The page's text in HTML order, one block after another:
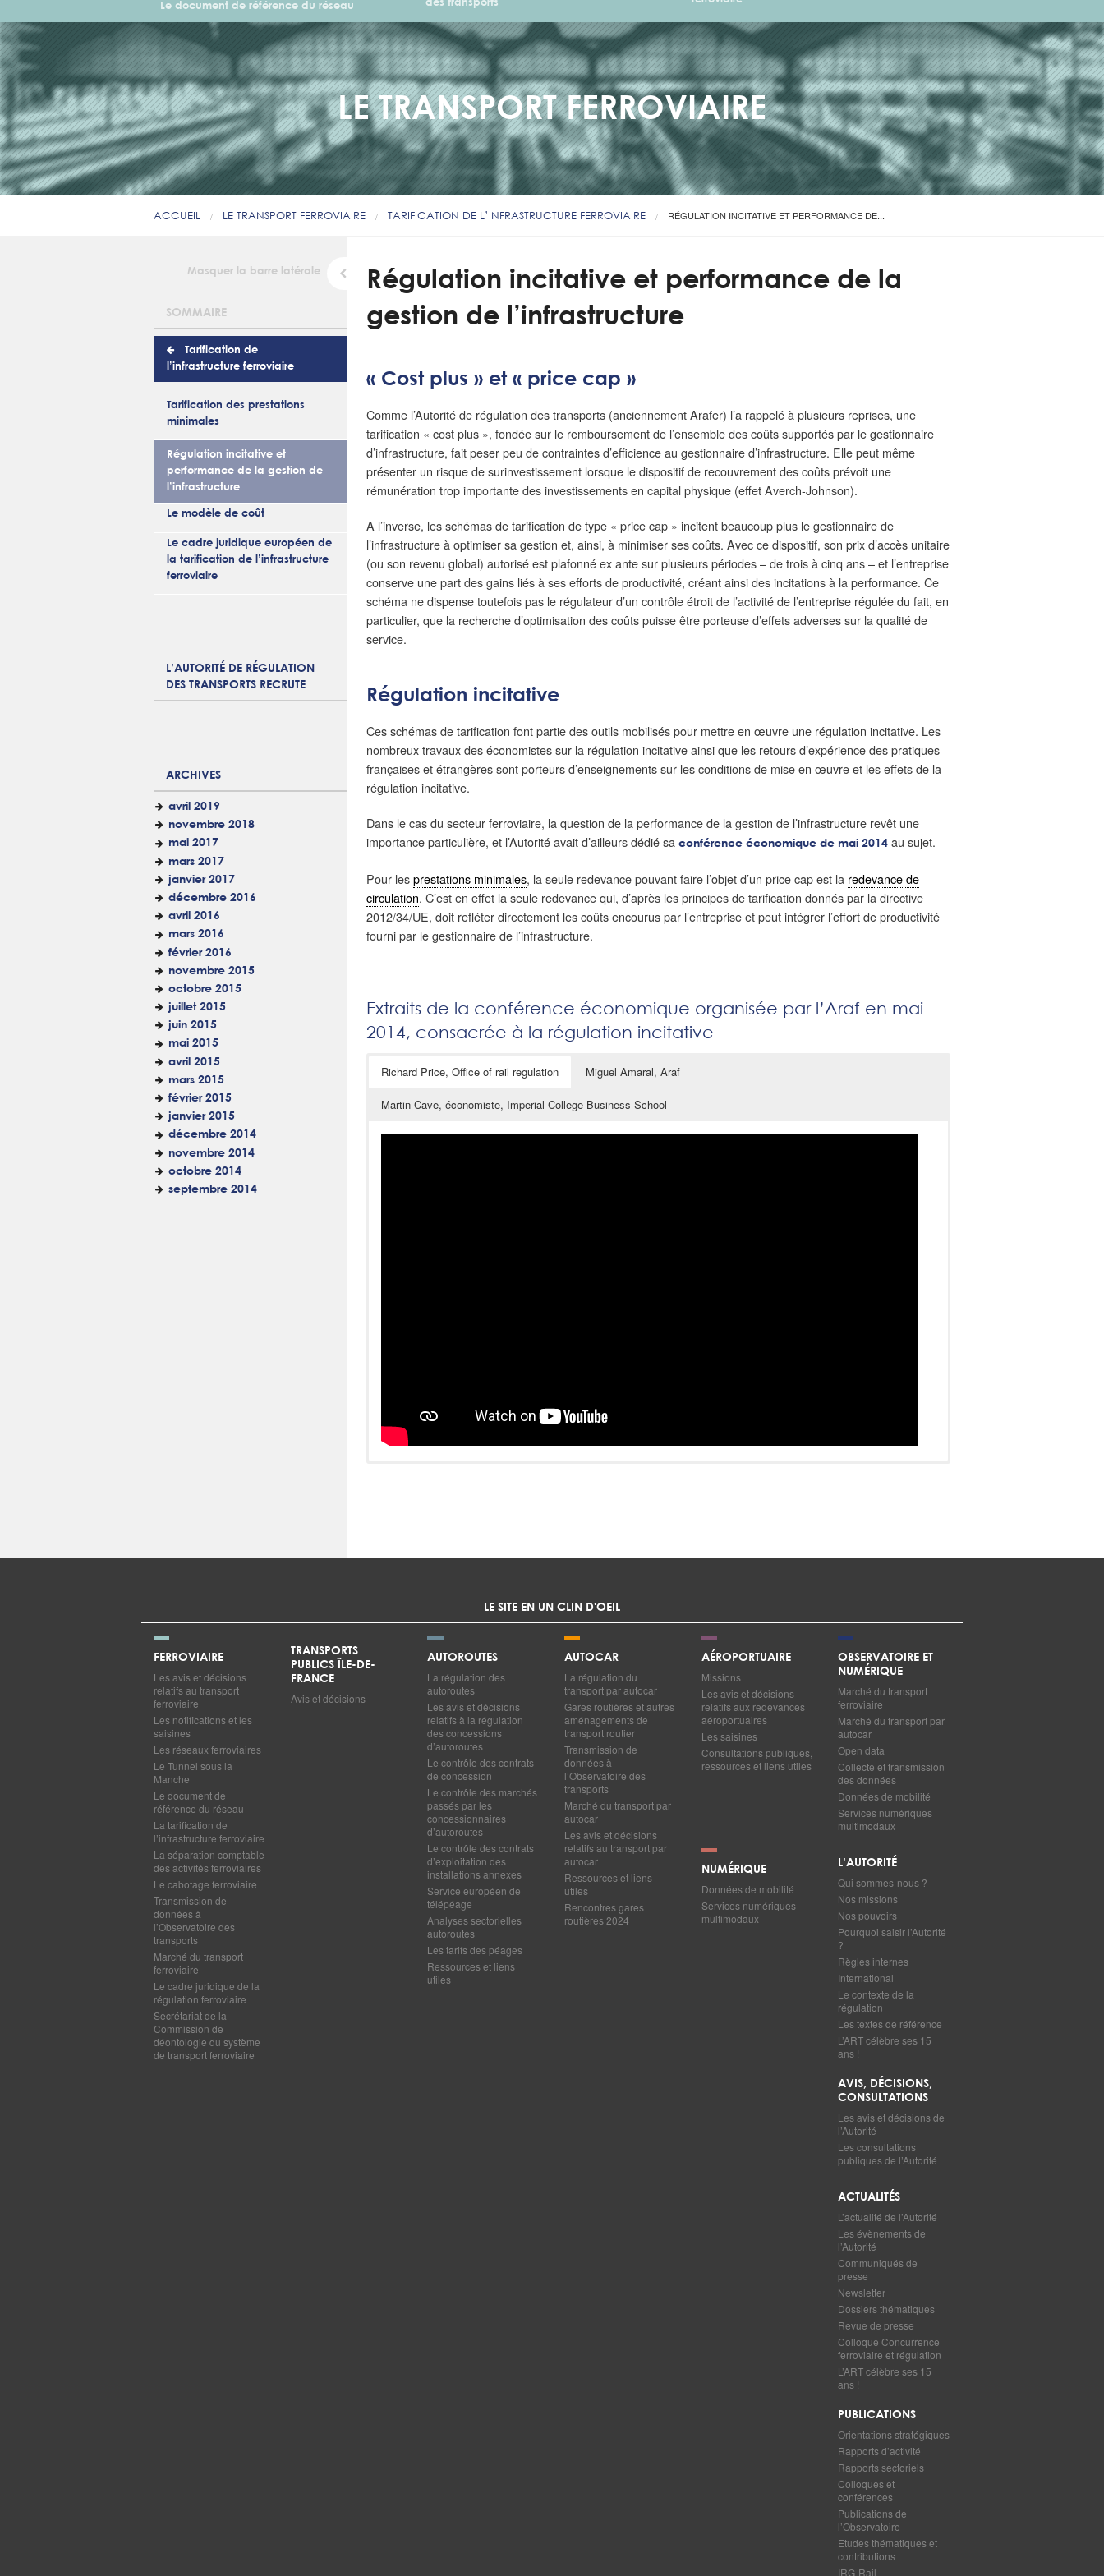
Le document de référence du réseau
des transports
LE TRANSPORT FERROVIAIRE
ACCUEIL LE TRANSPORT FERROVIAIRE TARIFICATION DE L’INFRASTRUCTURE FERROVIAIRE RÉGULATION INCITATIVE ET PERFORMANCE DE...
Masquer la barre latérale
SOMMAIRE
Tarification de
l’infrastructure ferroviaire
Tarification des prestations
minimales
Régulation incitative et
performance de la gestion de
l’infrastructure
Le modèle de coût
Le cadre juridique européen de
la tarification de l’infrastructure
ferroviaire
L’AUTORITÉ DE RÉGULATION
DES TRANSPORTS RECRUTE
ARCHIVES
avril 2019
novembre 2018
mai 2017
mars 2017
janvier 2017
décembre 2016
avril 2016
mars 2016
février 2016
novembre 2015
octobre 2015
juillet 2015
juin 2015
mai 2015
avril 2015
mars 2015
février 2015
janvier 2015
décembre 2014
novembre 2014
octobre 2014
septembre 2014
Régulation incitative et performance de la
gestion de l’infrastructure
« Cost plus » et « price cap »
Comme l’Autorité de régulation des transports (anciennement Arafer) l’a rappelé à plusieurs reprises, une
tarification « cost plus », fondée sur le remboursement de l’ensemble des coûts supportés par le gestionnaire
d’infrastructure, fait peser peu de contraintes d’efficience au gestionnaire d’infrastructure. Elle peut même
présenter un risque de surinvestissement lorsque le dispositif de recouvrement des coûts prévoit une
rémunération trop importante des investissements en capital physique (effet Averch-Johnson).
A l’inverse, les schémas de tarification de type « price cap » incitent beaucoup plus le gestionnaire de
l’infrastructure à optimiser sa gestion et, ainsi, à minimiser ses coûts. Avec ce dispositif, son prix d’accès unitaire
(ou son revenu global) autorisé est plafonné ex ante sur plusieurs périodes – de trois à cinq ans – et l’entreprise
conserve une part des gains liés à ses efforts de productivité, créant ainsi des incitations à la performance. Ce
schéma ne dispense toutefois pas le régulateur d’un contrôle étroit de l’activité de l’entreprise régulée du fait, en
particulier, que la recherche d’optimisation des coûts puisse être porteuse d’effets adverses sur la qualité de
service.
Régulation incitative
Ces schémas de tarification font partie des outils mobilisés pour mettre en œuvre une régulation incitative. Les
nombreux travaux des économistes sur la régulation incitative ainsi que les retours d’expérience des pratiques
françaises et étrangères sont porteurs d’enseignements sur les conditions de mise en œuvre et les effets de la
régulation incitative.
Dans le cas du secteur ferroviaire, la question de la performance de la gestion de l’infrastructure revêt une
importance particulière, et l’Autorité avait d’ailleurs dédié sa conférence économique de mai 2014 au sujet.
Pour lesprestations minimales, la seule redevance pouvant faire l’objet d’un price cap est la redevance de
circulation. C’est en effet la seule redevance qui, d’après les principes de tarification donnés par la directive
2012/34/UE, doit refléter directement les coûts encourus par l’entreprise et peut intégrer l’effort de productivité
fourni par le gestionnaire de l’infrastructure.
Extraits de la conférence économique organisée par l’Araf en mai
2014, consacrée à la régulation incitative
Richard Price, Office of rail regulation Miguel Amaral, Araf
Martin Cave, économiste, Imperial College Business School
LE SITE EN UN CLIN D'OEIL
FERROVIAIRE
Les avis et décisions
relatifs au transport
ferroviaire
Les notifications et les
saisines
Les réseaux ferroviaires
Le Tunnel sous la
Manche
Le document de
référence du réseau
La tarification de
l’infrastructure ferroviaire
La séparation comptable
des activités ferroviaires
Le cabotage ferroviaire
Transmission de
données à
l’Observatoire des
transports
Marché du transport
ferroviaire
Le cadre juridique de la
régulation ferroviaire
Secrétariat de la
Commission de
déontologie du système
de transport ferroviaire
TRANSPORTS
PUBLICS ÎLE-DE-
FRANCE
Avis et décisions
AUTOROUTES
La régulation des
autoroutes
Les avis et décisions
relatifs à la régulation
des concessions
d’autoroutes
Le contrôle des contrats
de concession
Le contrôle des marchés
passés par les
concessionnaires
d’autoroutes
Le contrôle des contrats
d’exploitation des
installations annexes
Service européen de
télépéage
Analyses sectorielles
autoroutes
Les tarifs des péages
Ressources et liens
utiles
AUTOCAR
La régulation du
transport par autocar
Gares routières et autres
aménagements de
transport routier
Transmission de
données à
l’Observatoire des
transports
Marché du transport par
autocar
Les avis et décisions
relatifs au transport par
autocar
Ressources et liens
utiles
Rencontres gares
routières 2024
AÉROPORTUAIRE
Missions
Les avis et décisions
relatifs aux redevances
aéroportuaires
Les saisines
Consultations publiques,
ressources et liens utiles
OBSERVATOIRE ET
NUMÉRIQUE
Marché du transport
ferroviaire
Marché du transport par
autocar
Open data
Collecte et transmission
des données
Données de mobilité
Services numériques
multimodaux
NUMÉRIQUE
Données de mobilité
Services numériques
multimodaux
L’AUTORITÉ
Qui sommes-nous ?
Nos missions
Nos pouvoirs
Pourquoi saisir l’Autorité
?
Règles internes
International
Le contexte de la
régulation
Les textes de référence
L’ART célèbre ses 15
ans !
AVIS, DÉCISIONS,
CONSULTATIONS
Les avis et décisions de
l’Autorité
Les consultations
publiques de l’Autorité
ACTUALITÉS
L’actualité de l’Autorité
Les évènements de
l’Autorité
Communiqués de
presse
Newsletter
Dossiers thématiques
Revue de presse
Colloque Concurrence
ferroviaire et régulation
L’ART célèbre ses 15
ans !
PUBLICATIONS
Orientations stratégiques
Rapports d’activité
Rapports sectoriels
Colloques et
conférences
Publications de
l’Observatoire
Etudes thématiques et
contributions
IRG-Rail